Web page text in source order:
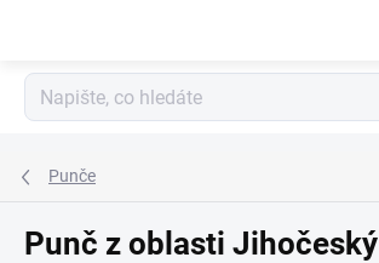
Punče
Punč z oblasti Jihočeský